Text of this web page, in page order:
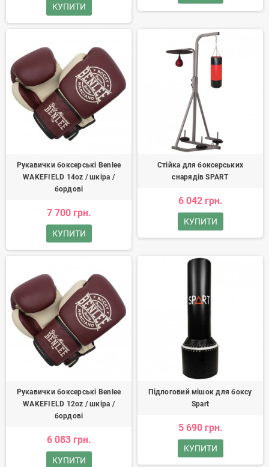
КУПИТИ
Рукавички боксерські Benlee
WAKEFIELD 14oz / шкіра /
бордові
7 700 грн.
КУПИТИ
Стійка для боксерських
снарядів SPART
6 042 грн.
КУПИТИ
Рукавички боксерські Benlee
WAKEFIELD 12oz / шкіра /
бордові
6 083 грн.
КУПИТИ
Підлоговий мішок для боксу
Spart
5 690 грн.
КУПИТИ